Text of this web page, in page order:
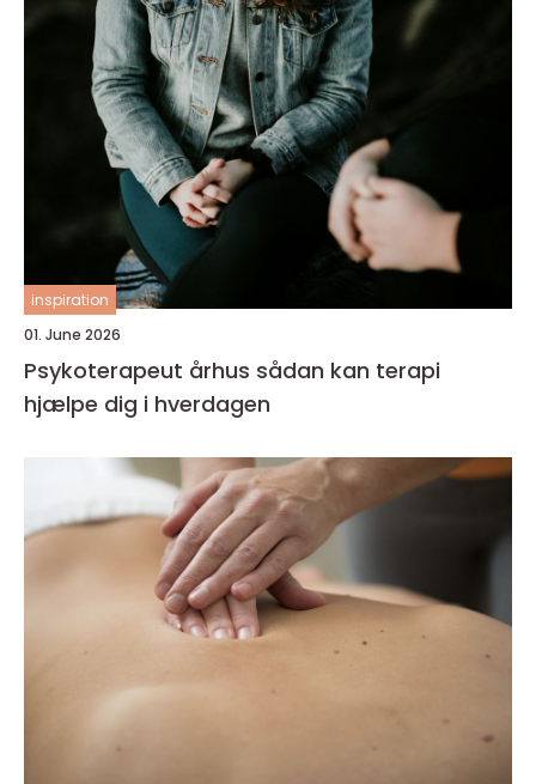
inspiration
01. June 2026
Psykoterapeut århus sådan kan terapi
hjælpe dig i hverdagen